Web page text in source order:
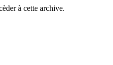
à cette archive.